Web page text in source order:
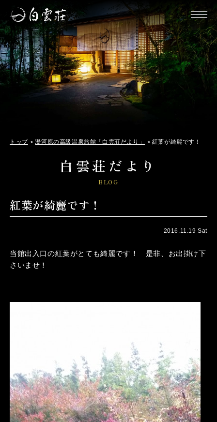
トップ 湯河原の高級温泉旅館「白雲荘だより」 紅葉が綺麗です！
白雲荘だより
BLOG
紅葉が綺麗です！
2016.11.19 Sat
当館出入口の紅葉がとても綺麗です！ 是非、お出掛け下
さいませ！